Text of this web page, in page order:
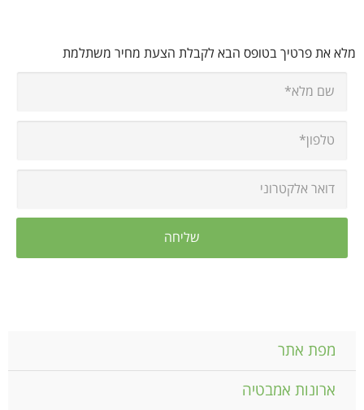
מלא את פרטיך בטופס הבא לקבלת הצעת מחיר משתלמת
מפת אתר
ארונות אמבטיה